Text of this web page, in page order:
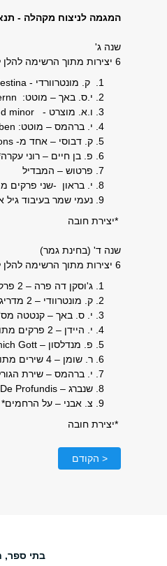
המגמה לניצוח מקהלה -
שנה ג'
6 יצירות מתוך הרשימה להלן לבחירת המורה:
ק. מונטרוורדי -
י.ס. באך – מוטט:
ו.א. מוצרט -
minor
י. ברהמס – מוטט:
ק. דבוסי – אחד מ-
פ. בן חיים – רוני עקרה
פרטוש – המבדיל
י. בראון -שני פרקים
נעמי שמר בעיבוד
*יצירת חובה
שנה ד' (בחינת גמר)
6 יצירות מתוך הרשימה להלן לפי בחירת המורה:
ג'וסקן דה פרה – 2 פרקים מתוך
ק. מונטרוודי – 2 מדריגלים מתוך
י. ס. באך – קנטטה מס'
י. היידן – 2 פרקים מתוך
פ. מנדלסון – Gott
ר. שומן – 4 שירים מתוך
י. ברהמס – שירת
שנברג – De Profundis
צ. אבני – על הרחמים*
*יצירת חובה
< הקודם
בתי ספר,